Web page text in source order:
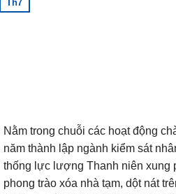
Th7
Nằm trong chuỗi các hoạt động
năm thành lập ngành kiểm sát
thống lực lượng Thanh niên xung
phong trào xóa nhà tạm, dột nát